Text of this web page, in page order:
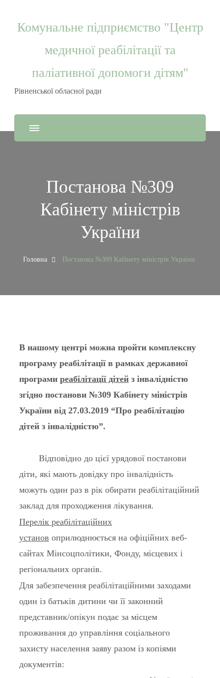
Комунальне підприємство "Центр
медичної реабілітації та
паліативної допомоги дітям"
Рівненської обласної ради
Постанова №309
Кабінету міністрів
України
Головна Постанова №309 Кабінету міністрів України
В нашому центрі можна пройти комплексну
програму реабілітації в рамках державної
програми реабілітації дітей з інвалідністю
згідно постанови №309 Кабінету міністрів
України від 27.03.2019 “Про реабілітацію
дітей з інвалідністю”.
Відповідно до цієї урядової постанови
діти, які мають довідку про інвалідність
можуть один раз в рік обирати реабілітаційний
заклад для проходження лікування.
Перелік реабілітаційних
установ оприлюднюється на офіційних веб-
сайтах Мінсоцполітики, Фонду, місцевих і
регіональних органів.
Для забезпечення реабілітаційними заходами
один із батьків дитини чи її законний
представник/опікун подає за місцем
проживання до управління соціального
захисту населення заяву разом із копіями
документів: